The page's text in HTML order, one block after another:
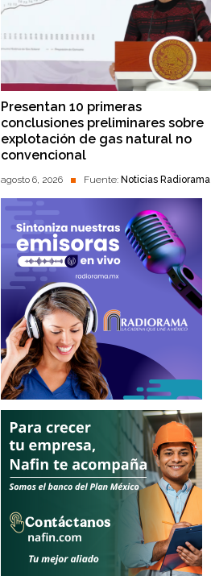
Presentan 10 primeras
conclusiones preliminares sobre
explotación de gas natural no
convencional
agosto 6, 2026 Fuente: Noticias Radiorama